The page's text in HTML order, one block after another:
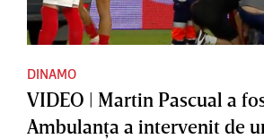
DINAMO
VIDEO | Martin Pascual a
Ambulanţa a intervenit de